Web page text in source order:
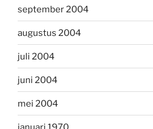
september 2004
augustus 2004
juli 2004
juni 2004
mei 2004